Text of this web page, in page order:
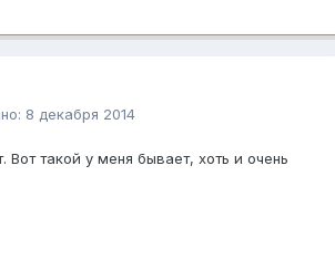
8 декабря 2014
Вот такой у меня бывает, хоть и очень